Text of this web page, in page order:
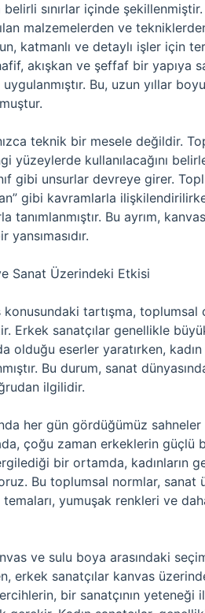
sınırlar içinde
malzemelerden ve
katmanlı ve detaylı işler için
akışkan ve şeffaf bir yapıya
Bu, uzun yıllar
teknik bir mesele değildir.
yüzeylerde kullanılacağını
gibi unsurlar devreye girer.
gibi kavramlarla
tanımlanmıştır. Bu ayrım,
Sanat Üzerindeki Etkisi
konusundaki tartışma,
Erkek sanatçılar genellikle
olduğu eserler yaratırken,
Bu durum, sanat
ilgilidir.
her gün gördüğümüz
çoğu zaman erkeklerin
bir ortamda, kadınların
Bu toplumsal normlar, sanat
yumuşak renkleri ve
ve sulu boya arasındaki
erkek sanatçılar kanvas
bir sanatçının